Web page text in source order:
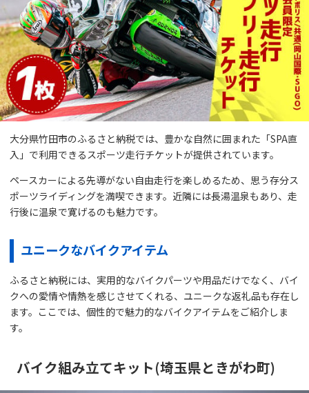
大分県竹田市のふるさと納税では、豊かな自然に囲まれた「SPA直
入」で利用できるスポーツ走行チケットが提供されています。
ペースカーによる先導がない自由走行を楽しめるため、思う存分ス
ポーツライディングを満喫できます。近隣には長湯温泉もあり、走
行後に温泉で寛げるのも魅力です。
ユニークなバイクアイテム
ふるさと納税には、実用的なバイクパーツや用品だけでなく、バイ
クへの愛情や情熱を感じさせてくれる、ユニークな返礼品も存在し
ます。ここでは、個性的で魅力的なバイクアイテムをご紹介しま
す。
バイク組み立てキット(埼玉県ときがわ町)